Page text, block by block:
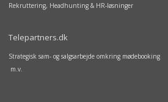
Rekruttering, Headhunting & HR-løsninger
Telepartners.dk
Strategisk sam- og salgsarbejde omkring mødebooking
m.v.